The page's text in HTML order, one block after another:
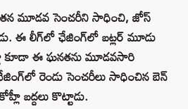
మూడవ సెంచరీని సాధించి, జోస్
ఈ లీగ్‌లో ఛేజింగ్‌లో బట్లర్ మూడు
కూడా ఈ ఘనతను మూడవసారి
రెండు సెంచరీలు సాధించిన బెన్
బద్దలు కొట్టాడు.